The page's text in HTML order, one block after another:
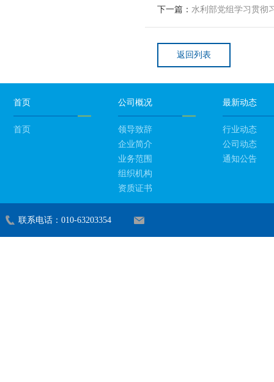
下一篇： 水利部党组学习贯彻
返回列表
首页
首页
公司概况
领导致辞
企业简介
业务范围
组织机构
资质证书
最新动态
行业动态
公司动态
通知公告
联系电话：010-63203354